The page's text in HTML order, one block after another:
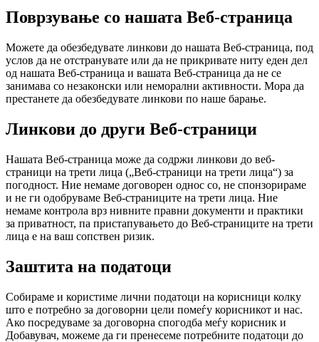
Поврзување со нашата Веб-страница
Можете да обезбедувате линкови до нашата Веб-страница, под
услов да не отстранувате или да не прикривате ниту еден дел
од нашата Веб-страница и вашата Веб-страница да не се
занимава со незаконски или неморални активности. Мора да
престанете да обезбедувате линкови по наше барање.
Линкови до други Веб-страници
Нашата Веб-страница може да содржи линкови до веб-
страници на трети лица („Веб-страници на трети лица“) за
погодност. Ние немаме договорен однос со, не спонзорираме
и не ги одобруваме Веб-страниците на трети лица. Ние
немаме контрола врз нивните правни документи и практики
за приватност, па пристапувањето до Веб-страниците на трети
лица е на ваш сопствен ризик.
Заштита на податоци
Собирaме и користиме лични податоци на корисници колку
што е потребно за договорни цели помеѓу корисникот и нас.
Ако посредуваме за договорна спогодба меѓу корисник и
Добавувач, можеме да ги пренесеме потребните податоци до